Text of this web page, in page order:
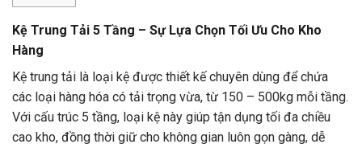
Kệ Trung Tải 5 Tầng – Sự Lựa Chọn Tối Ưu Cho Kho
Hàng
Kệ trung tải là loại kệ được thiết kế chuyên dùng để chứa
các loại hàng hóa có tải trọng vừa, từ 150 – 500kg mỗi tầng.
Với cấu trúc 5 tầng, loại kệ này giúp tận dụng tối đa chiều
cao kho, đồng thời giữ cho không gian luôn gọn gàng, dễ